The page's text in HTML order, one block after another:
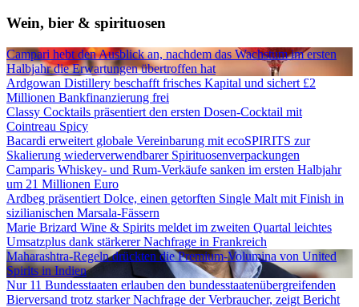
Wein, bier & spirituosen
Campari hebt den Ausblick an, nachdem das Wachstum im ersten
Halbjahr die Erwartungen übertroffen hat
Ardgowan Distillery beschafft frisches Kapital und sichert £2
Millionen Bankfinanzierung frei
Classy Cocktails präsentiert den ersten Dosen-Cocktail mit
Cointreau Spicy
Bacardi erweitert globale Vereinbarung mit ecoSPIRITS zur
Skalierung wiederverwendbarer Spirituosenverpackungen
Camparis Whiskey- und Rum-Verkäufe sanken im ersten Halbjahr
um 21 Millionen Euro
Ardbeg präsentiert Dolce, einen getorften Single Malt mit Finish in
sizilianischen Marsala-Fässern
Marie Brizard Wine & Spirits meldet im zweiten Quartal leichtes
Umsatzplus dank stärkerer Nachfrage in Frankreich
Maharashtra-Regeln drückten die Premium-Volumina von United
Spirits in Indien
Nur 11 Bundesstaaten erlauben den bundesstaatenübergreifenden
Bierversand trotz starker Nachfrage der Verbraucher, zeigt Bericht